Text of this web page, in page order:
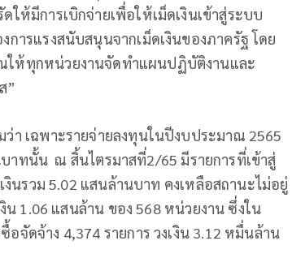
ห้มีการเบิกจ่ายเพื่อให้เม็ดเงินเข้าสู่ระบบ
ารแรงสนับสนุนจากเม็ดเงินของภาครัฐ โดย
ให้ทุกหน่วยงานจัดทำแผนปฏิบัติงานและ
”
า เฉพาะรายจ่ายลงทุนในปีงบประมาณ 2565
บาทนั้น ณ สิ้นไตรมาสที่2/65 มีรายการที่เข้าสู่
นรวม 5.02 แสนล้านบาท คงเหลือสถานะไม่อยู่
น 1.06 แสนล้าน ของ 568 หน่วยงาน ซึ่งใน
จัดจ้าง 4,374 รายการ วงเงิน 3.12 หมื่นล้าน